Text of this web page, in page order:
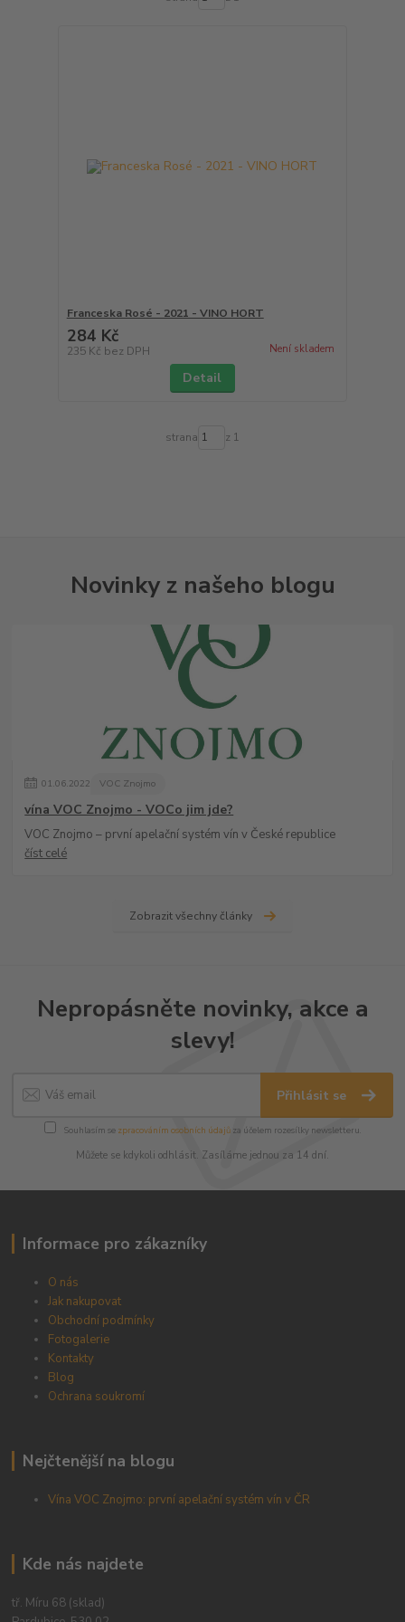
Franceska Rosé - 2021 - VINO HORT
284 Kč
235 Kč bez DPH Není skladem
Detail
strana z 1
Novinky z našeho blogu
01.06.2022 VOC Znojmo
vína VOC Znojmo - VOCo jim jde?
VOC Znojmo – první apelační systém vín v České republice
číst celé
Zobrazit všechny články
Nepropásněte novinky, akce a
slevy!
Přihlásit se
Souhlasím se zpracováním osobních údajůza účelem rozesílky newsletteru.
Můžete se kdykoli odhlásit. Zasíláme jednou za 14 dní.
Informace pro zákazníky
O nás
Jak nakupovat
Obchodní podmínky
Fotogalerie
Kontakty
Blog
Ochrana soukromí
Nejčtenější na blogu
Vína VOC Znojmo: první apelační systém vín v ČR
Kde nás najdete
tř. Míru 68 (sklad)